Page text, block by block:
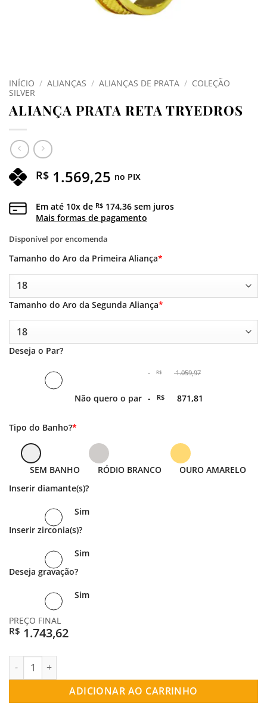
INÍCIO / ALIANÇAS / ALIANÇAS DE PRATA / COLEÇÃO
SILVER
ALIANÇA PRATA RETA TRYEDROS
R$ 1.569,25 no PIX
Em até 10x de R$ 174,36 sem juros
Mais formas de pagamento
Disponível por encomenda
*
Tamanho do Aro da Primeira Aliança
*
Tamanho do Aro da Segunda Aliança
Deseja o Par?
Não quero o par
- R$ 1.059,97
O
- R$ 871,81
R$ 871,81.
*
Tipo do Banho?
SEM BANHO RÓDIO BRANCO
OURO AMARELO
Inserir diamante(s)?
Sim
Inserir zirconia(s)?
Sim
Deseja gravação?
Sim
PREÇO FINAL
R$ 1.743,62
ALIANÇA PRATA RETA TRYEDROS quantidade
ADICIONAR AO CARRINHO